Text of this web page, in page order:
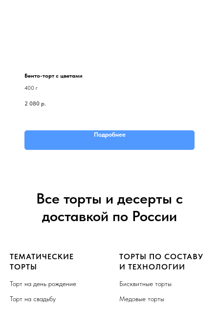
Бенто-торт с цветами
400 г
2 080 р.
Подробнее
Все торты и десерты с
доставкой по России
ТЕМАТИЧЕСКИЕ
ТОРТЫ
Торт на день рождение
Торт на свадьбу
ТОРТЫ ПО СОСТАВУ
И ТЕХНОЛОГИИ
Бисквитные торты
Медовые торты